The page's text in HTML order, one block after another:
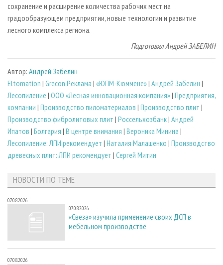
сохранение и расширение количества рабочих мест на
градообразующем предприятии, новые технологии и развитие
лесного комплекса региона.
Подготовил Андрей ЗАБЕЛИН
Автор: Андрей Забелин
Eltomation | Grecon Реклама | «ЮПМ-Кюммене»| Андрей Забелин |
Лесопиление | ООО «Лесная инновационная компания»| Предприятия,
компании | Производство пиломатериалов | Производство плит |
Производство фибролитовых плит | Россельхозбанк| Андрей
Ипатов | Болгария | В центре внимания | Вероника Минина |
Лесопиление: ЛПИ рекомендует | Наталия Малашенко | Производство
древесных плит: ЛПИ рекомендует | Сергей Митин
НОВОСТИ ПО ТЕМЕ
07.08.2026
07.08.2026
«Свеза» изучила применение своих ДСП в
мебельном производстве
07.08.2026